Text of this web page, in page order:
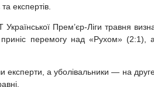
експертів.
Прем’єр-Ліги травня
перемогу над «Рухом» (2:1),
експерти, а уболівальники — на